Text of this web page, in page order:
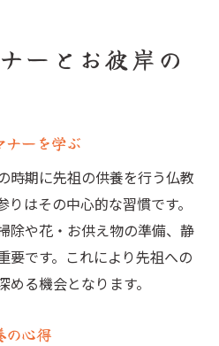
ーとお彼岸の
ナーを学ぶ
時期に先祖の供養を行う仏教
はその中心的な習慣です。
除や花・お供え物の準備、静
要です。これにより先祖への
る機会となります。
の心得